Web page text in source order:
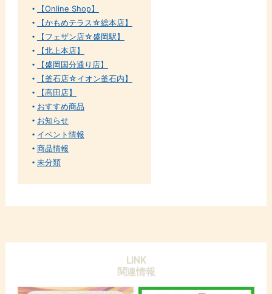
【Online Shop】
【かもめテラス☆総本店】
【フェザン店☆盛岡駅】
【北上本店】
【盛岡国分通り店】
【釜石店☆イオン釜石内】
【高田店】
おすすめ商品
お知らせ
イベント情報
商品情報
未分類
LINK
関連情報